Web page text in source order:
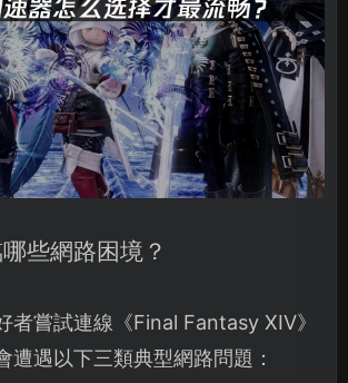
些網路困境？
者嘗試連線《Final Fantasy XIV》
遭遇以下三類典型網路問題：